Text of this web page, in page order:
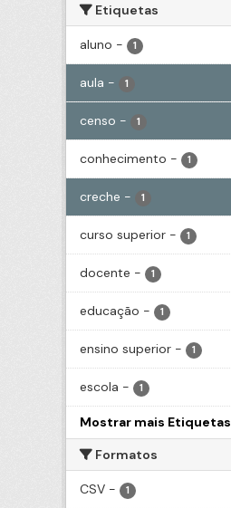
Etiquetas
aluno - 1
aula - 1
censo - 1
conhecimento - 1
creche - 1
curso superior - 1
docente - 1
educação - 1
ensino superior - 1
escola - 1
Mostrar mais Etiquetas
Formatos
CSV - 1